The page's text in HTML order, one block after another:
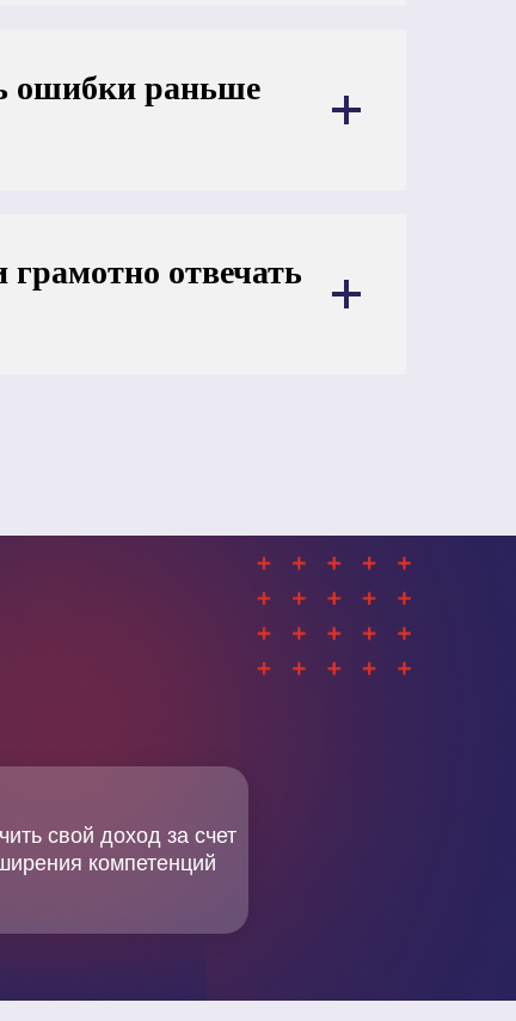
ошибки раньше
грамотно отвечать
свой доход за счет
компетенций